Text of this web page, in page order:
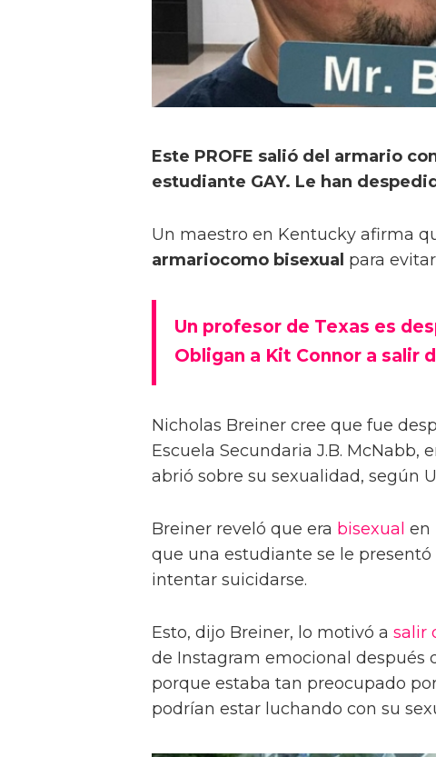
Este PROFE salió del armario
estudiante GAY. Le han
Un maestro en Kentucky afirma
armariocomo bisexual para
Un profesor de Texas es
Obligan a Kit Connor a salir
Nicholas Breiner cree que fue
Escuela Secundaria J.B.
abrió sobre su sexualidad, según
Breiner reveló que era bisexual en
que una estudiante se le
intentar suicidarse.
Esto, dijo Breiner, lo motivó a salir
de Instagram emocional después
porque estaba tan preocupado
podrían estar luchando con su